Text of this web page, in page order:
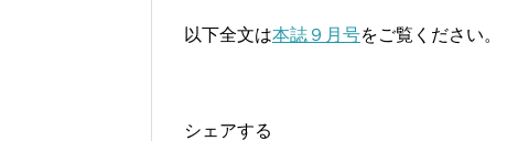
以下全文は本誌９月号をご覧ください。
シェアする